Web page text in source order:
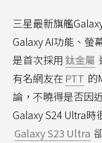
三星最新旗艦
Galaxy AI功能、螢
是首次採用 鈦金屬
有名網友在 PTT 的
論，不曉得是否因
Galaxy S24 Ultra
Galaxy S23 Ultra